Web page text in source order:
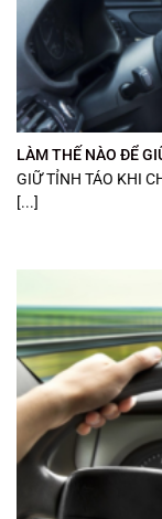
LÀM THẾ NÀO ĐỂ
GIỮ TỈNH TÁO KHI
[...]